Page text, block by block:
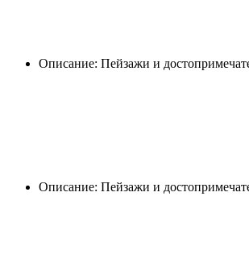
Описание: Пейзажи и
Описание: Пейзажи и